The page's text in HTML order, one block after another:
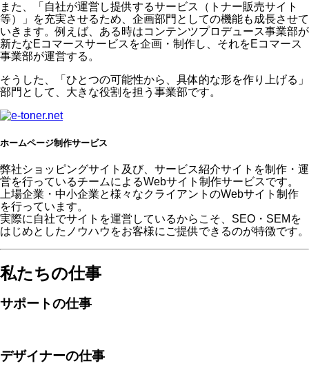
また、「自社が運営し提供するサービス（トナー販売サイト
等）」を充実させるため、企画部門としての機能も成長させて
いきます。例えば、ある時はコンテンツプロデュース事業部が
新たなEコマースサービスを企画・制作し、それをEコマース
事業部が運営する。
そうした、「ひとつの可能性から、具体的な形を作り上げる」
部門として、大きな役割を担う事業部です。
ホームページ制作サービス
弊社ショッピングサイト及び、サービス紹介サイトを制作・運
営を行っているチームによるWebサイト制作サービスです。
上場企業・中小企業と様々なクライアントのWebサイト制作
を行っています。
実際に自社でサイトを運営しているからこそ、SEO・SEMを
はじめとしたノウハウをお客様にご提供できるのが特徴です。
私たちの仕事
サポートの仕事
デザイナーの仕事